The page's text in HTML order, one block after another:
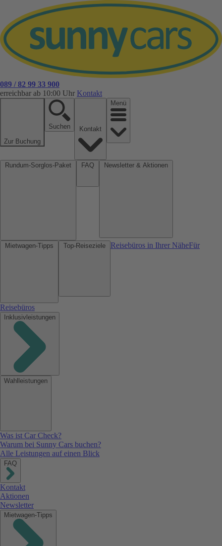
089 / 82 99 33 900
erreichbar ab 10:00 Uhr Kontakt
Zur Buchung
Suchen
Menü
Reisebüros in Ihrer NäheFür
Reisebüros
Inklusivleistungen
Wahlleistungen
Was ist Car Check?
Warum bei Sunny Cars buchen?
Alle Leistungen auf einen Blick
FAQ
Kontakt
Aktionen
Newsletter
Mietwagen-Tipps